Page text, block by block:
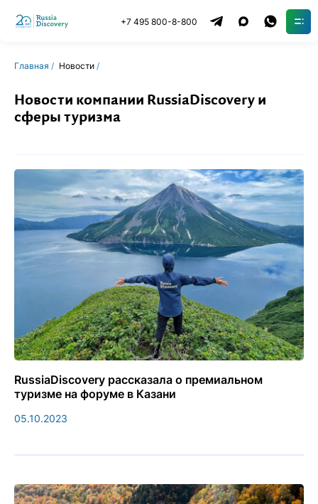
+7 495 800-8-800
Главная Новости
Новости компании RussiaDiscovery и
сферы туризма
RussiaDiscovery рассказала о премиальном
туризме на форуме в Казани
05.10.2023